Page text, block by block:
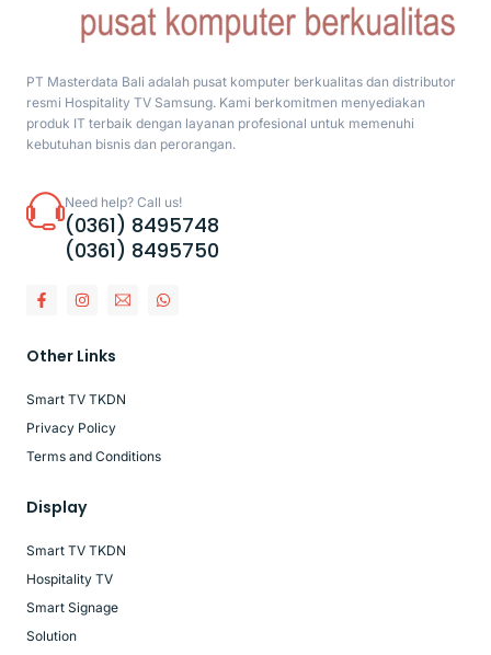
PT Masterdata Bali adalah pusat komputer berkualitas dan distributor
resmi Hospitality TV Samsung. Kami berkomitmen menyediakan
produk IT terbaik dengan layanan profesional untuk memenuhi
kebutuhan bisnis dan perorangan.
Need help? Call us!
(0361) 8495748
(0361) 8495750
Other Links
Smart TV TKDN
Privacy Policy
Terms and Conditions
Display
Smart TV TKDN
Hospitality TV
Smart Signage
Solution